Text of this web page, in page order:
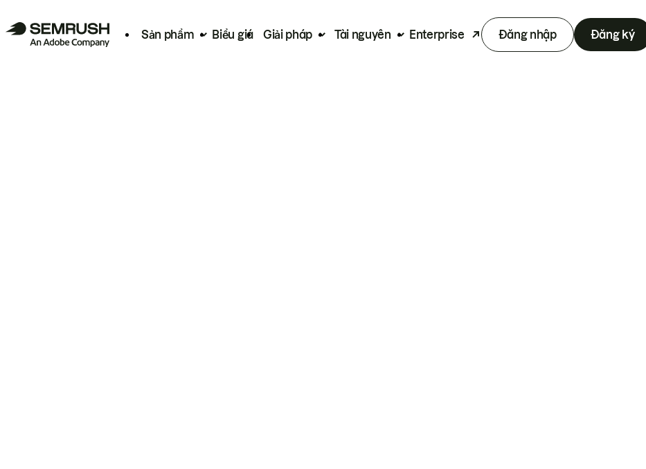
Sản phẩm Biểu giá Giải pháp Tài nguyên Enterprise Đăng nhập Đăng ký